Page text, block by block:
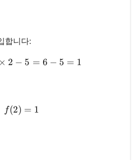
합니다:
f(2)=3 \times 2-5=6-5=1
× 2 − 5 = 6 − 5 = 1
f(2)=1
f(2) = 1